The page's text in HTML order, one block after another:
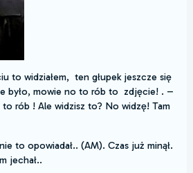
to widziałem, ten głupek jeszcze się
było, mowie no to rób to zdjęcie! . –
rób ! Ale widzisz to? No widzę! Tam
to opowiadał.. (AM). Czas już minął.
jechał..